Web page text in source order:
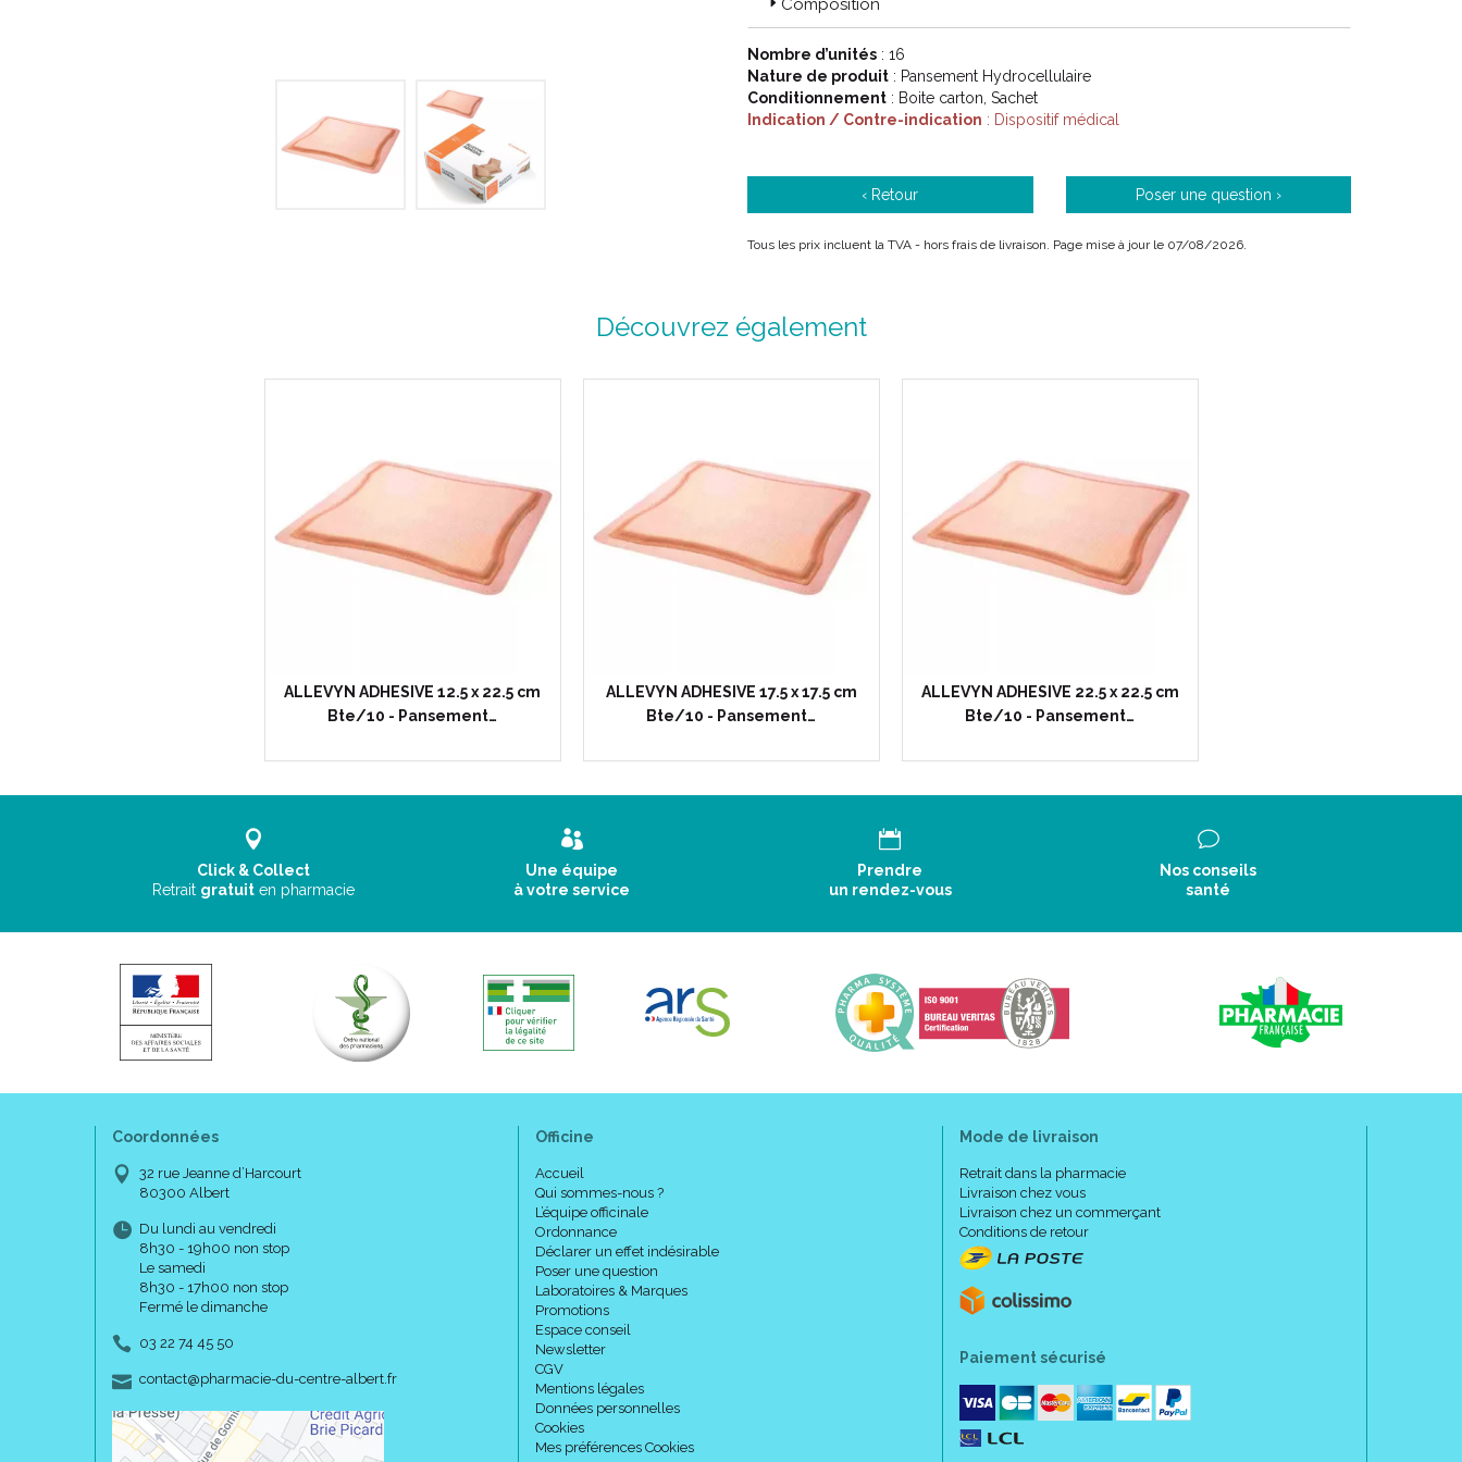
durée avec ses clients, ses collègues et dans les communautés où ils sont actifs,
Composition
Nombre d’unités : 16
Nature de produit : Pansement Hydrocellulaire
Conditionnement : Boite carton, Sachet
Indication / Contre-indication : Dispositif médical
‹ Retour Poser une question ›
Tous les prix incluent la TVA - hors frais de livraison. Page mise à jour le 07/08/2026.
Découvrez également
ALLEVYN ADHESIVE 12.5 x 22.5 cm
Bte/10 - Pansement…
ALLEVYN ADHESIVE 17.5 x 17.5 cm
Bte/10 - Pansement…
ALLEVYN ADHESIVE 22.5 x 22.5 cm
Bte/10 - Pansement…
Click & Collect
Retrait gratuit en pharmacie
Une équipe
à votre service
Prendre
un rendez-vous
Nos conseils
santé
Coordonnées
32 rue Jeanne d’Harcourt
80300 Albert
Du lundi au vendredi
8h30 - 19h00 non stop
Le samedi
8h30 - 17h00 non stop
Fermé le dimanche
03 22 74 45 50
contact-
@-
pharmacie-du-centre-albert.fr
Officine
Accueil
Qui sommes-nous ?
L’équipe officinale
Ordonnance
Déclarer un effet indésirable
Poser une question
Laboratoires & Marques
Promotions
Espace conseil
Newsletter
CGV
Mentions légales
Données personnelles
Cookies
Mes préférences Cookies
Mode de livraison
Retrait dans la pharmacie
Livraison chez vous
Livraison chez un commerçant
Conditions de retour
Paiement sécurisé